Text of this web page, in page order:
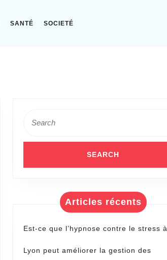
SANTÉ SOCIETÉ
for:
Articles récents
Est-ce que l’hypnose contre le stress à
Lyon peut améliorer la gestion des